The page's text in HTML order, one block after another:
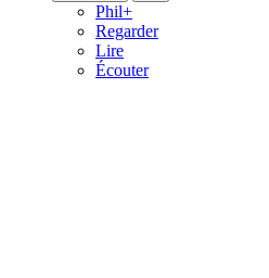
Phil+
Regarder
Lire
Écouter